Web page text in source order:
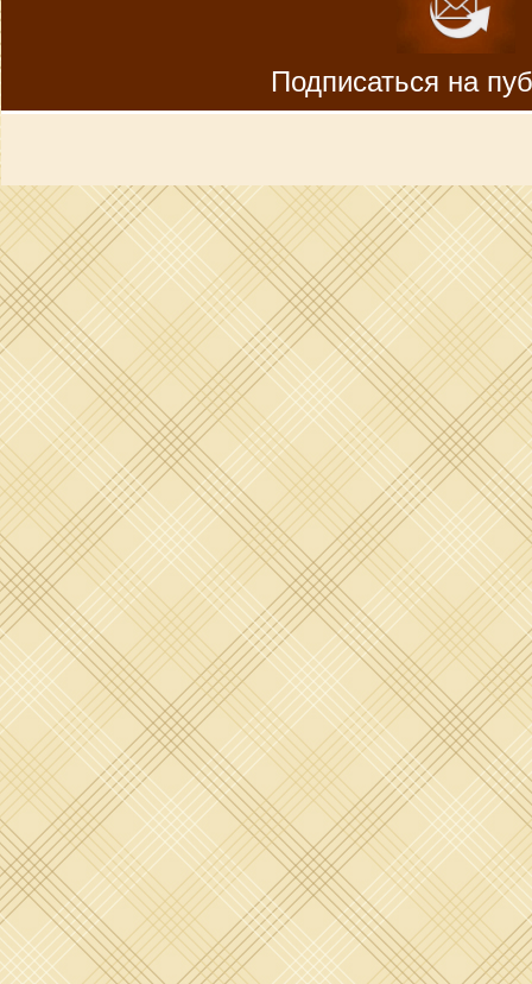
Подписаться на